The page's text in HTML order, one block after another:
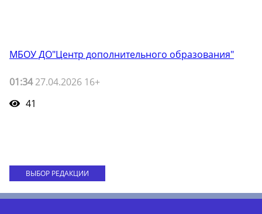
МБОУ ДО"Центр дополнительного образования"
01:3427.04.2026 16+
41
ВЫБОР РЕДАКЦИИ